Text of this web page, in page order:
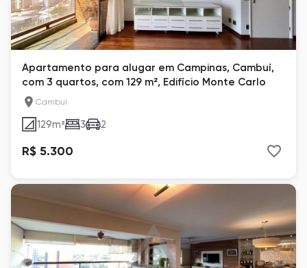
Apartamento para alugar em Campinas, Cambuí,
com 3 quartos, com 129 m², Edifício Monte Carlo
Cambuí
129m² 3 2
R$ 5.300